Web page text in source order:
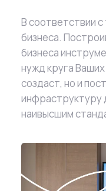
В соответствии
бизнеса.
бизнеса
нужд круга
создаст, но и
инфраструктуру
наивысшим